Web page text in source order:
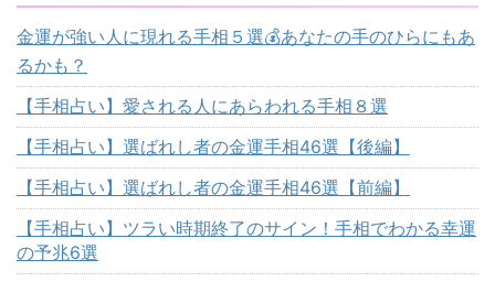
金運が強い人に現れる手相５選💰あなたの手のひらにもあ
るかも？
【手相占い】愛される人にあらわれる手相８選
【手相占い】選ばれし者の金運手相46選【後編】
【手相占い】選ばれし者の金運手相46選【前編】
【手相占い】ツラい時期終了のサイン！手相でわかる幸運
の予兆6選